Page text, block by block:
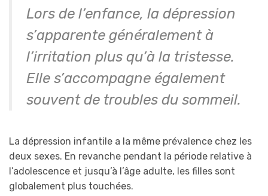
Lors de l’enfance, la dépression
s’apparente généralement à
l’irritation plus qu’à la tristesse.
Elle s’accompagne également
souvent de troubles du sommeil.
La dépression infantile a la même prévalence chez les
deux sexes. En revanche pendant la période relative à
l’adolescence et jusqu’à l’âge adulte, les filles sont
globalement plus touchées.